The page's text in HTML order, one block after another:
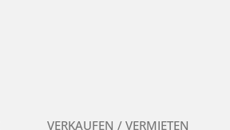
VERKAUFEN / VERMIETEN